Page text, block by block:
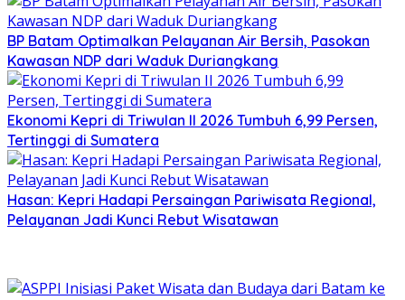
BP Batam Optimalkan Pelayanan Air Bersih, Pasokan
Kawasan NDP dari Waduk Duriangkang
Ekonomi Kepri di Triwulan II 2026 Tumbuh 6,99 Persen,
Tertinggi di Sumatera
Hasan: Kepri Hadapi Persaingan Pariwisata Regional,
Pelayanan Jadi Kunci Rebut Wisatawan